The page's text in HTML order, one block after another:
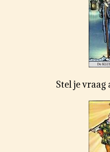
Stel je vraag